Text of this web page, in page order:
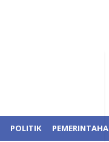
POLITIK